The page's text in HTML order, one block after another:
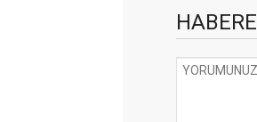
HABERE